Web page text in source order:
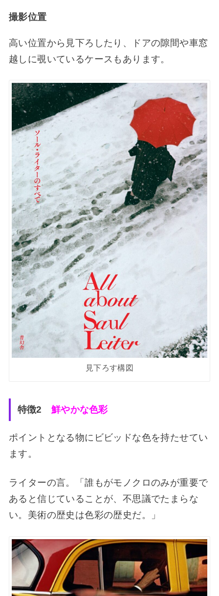
撮影位置
高い位置から見下ろしたり、ドアの隙間や車窓
越しに覗いているケースもあります。
見下ろす構図
特徴2 鮮やかな色彩
ポイントとなる物にビビッドな色を持たせてい
ます。
ライターの言。「誰もがモノクロのみが重要で
あると信じていることが、不思議でたまらな
い。美術の歴史は色彩の歴史だ。」